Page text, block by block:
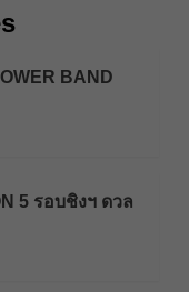
BAND
5 รอบชิงฯ ดวล